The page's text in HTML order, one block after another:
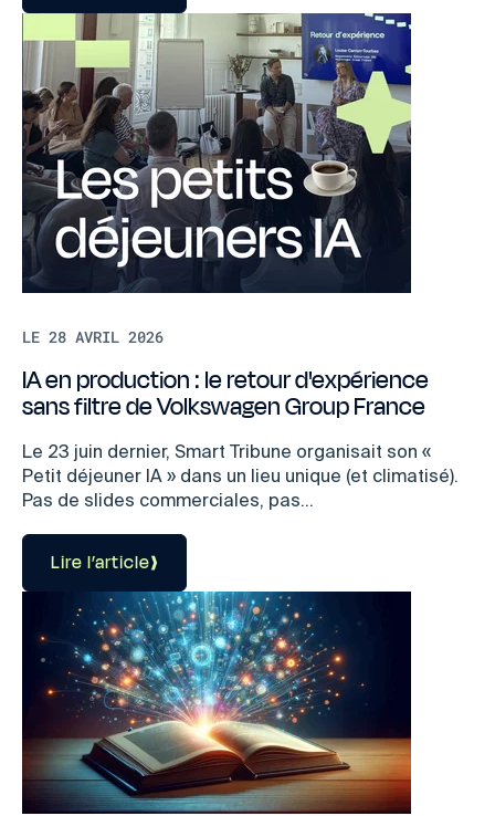
LE 28 AVRIL 2026
IA en production : le retour d'expérience
sans filtre de Volkswagen Group France
Le 23 juin dernier, Smart Tribune organisait son «
Petit déjeuner IA » dans un lieu unique (et climatisé).
Pas de slides commerciales, pas...
Lire l’article